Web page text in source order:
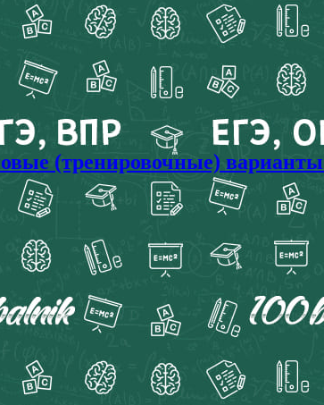
(тренировочные)